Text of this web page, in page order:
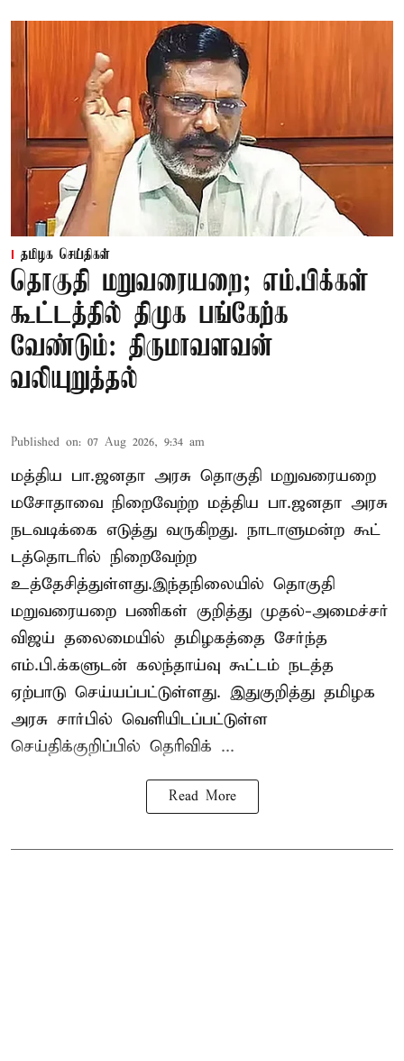
தமிழக செய்திகள்
தொகுதி மறுவரையறை; எம்.பிக்கள்
கூட்டத்தில் திமுக பங்கேற்க
வேண்டும்: திருமாவளவன்
வலியுறுத்தல்
Published on: 07 Aug 2026, 9:34 am
மத்திய பா.ஜனதா அரசு தொகுதி மறுவரையறை
மசோதாவை நிறைவேற்ற மத்திய பா.ஜனதா அரசு
நடவடிக்கை எடுத்து வருகிறது. நாடாளுமன்ற கூட்
டத்தொடரில் நிறைவேற்ற
உத்தேசித்துள்ளது.இந்தநிலையில் தொகுதி
மறுவரையறை பணிகள் குறித்து முதல்-அமைச்சர்
விஜய் தலைமையில் தமிழகத்தை சேர்ந்த
எம்.பி.க்களுடன் கலந்தாய்வு கூட்டம் நடத்த
ஏற்பாடு செய்யப்பட்டுள்ளது. இதுகுறித்து தமிழக
அரசு சார்பில் வெளியிடப்பட்டுள்ள
செய்திக்குறிப்பில் தெரிவிக் ...
Read More